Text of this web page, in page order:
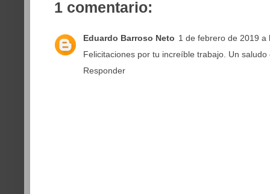
1 comentario:
Eduardo Barroso Neto 1 de febrero de 2019 a
Felicitaciones por tu increíble trabajo. Un
Responder